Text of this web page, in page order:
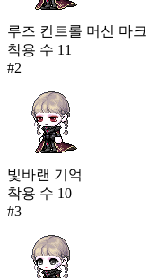
루즈 컨트롤 머신 마크
착용 수 11
#2
빛바랜 기억
착용 수 10
#3